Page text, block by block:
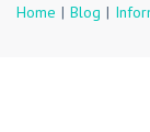
Home | Blog |